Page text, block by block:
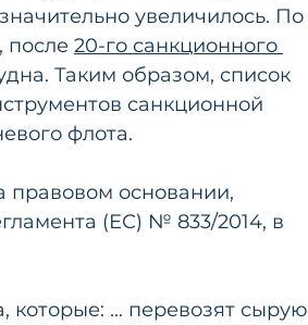
увеличилось. По
после 20-го санкционного
Таким образом, список
санкционной
флота.
основании,
(ЕС) № 833/2014, в
которые: ... перевозят сырую